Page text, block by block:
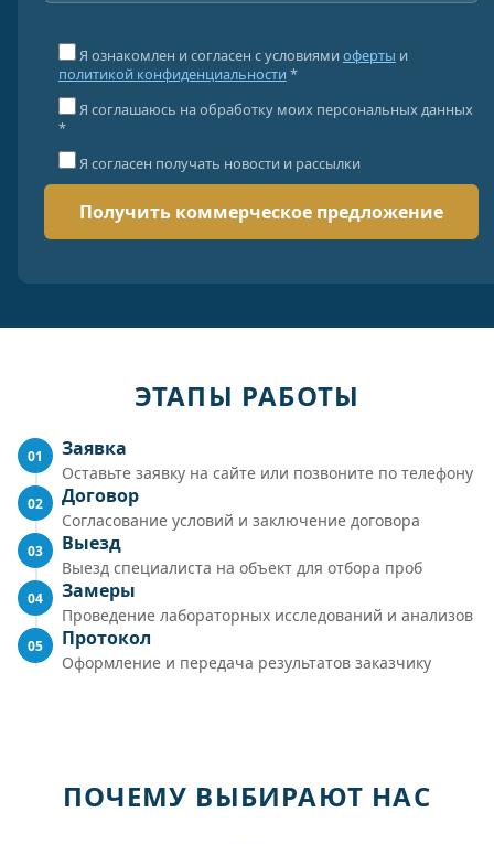
Я ознакомлен и согласен с условиями оферты и
политикой конфиденциальности *
Я соглашаюсь на обработку моих персональных данных
*
Я согласен получать новости и рассылки
ЭТАПЫ РАБОТЫ
01 Заявка
Оставьте заявку на сайте или позвоните по телефону
02 Договор
Согласование условий и заключение договора
03 Выезд
Выезд специалиста на объект для отбора проб
04 Замеры
Проведение лабораторных исследований и анализов
05 Протокол
Оформление и передача результатов заказчику
ПОЧЕМУ ВЫБИРАЮТ НАС